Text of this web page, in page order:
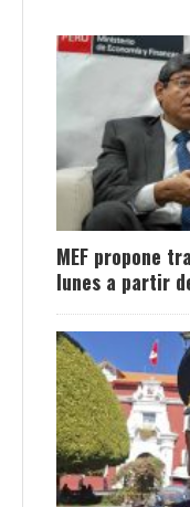
MEF propone
lunes a partir